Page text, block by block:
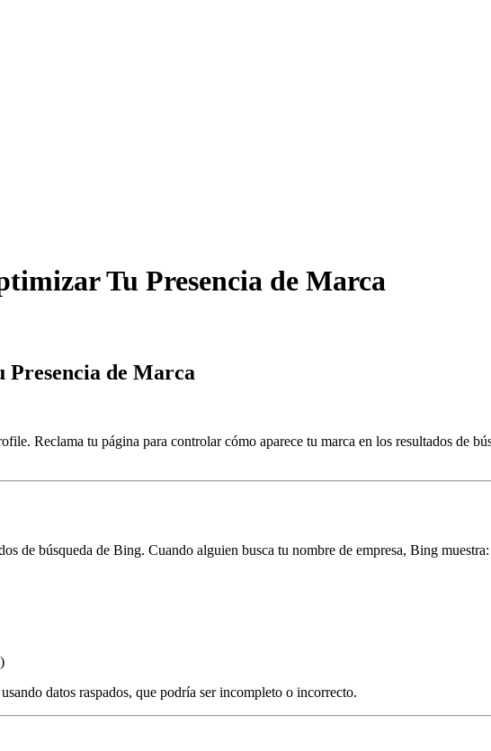
Tu Presencia de Marca
Presencia de Marca
Reclama tu página para controlar cómo aparece tu marca en los resultados de
de búsqueda de Bing. Cuando alguien busca tu nombre de empresa, Bing muestra:
datos raspados, que podría ser incompleto o incorrecto.